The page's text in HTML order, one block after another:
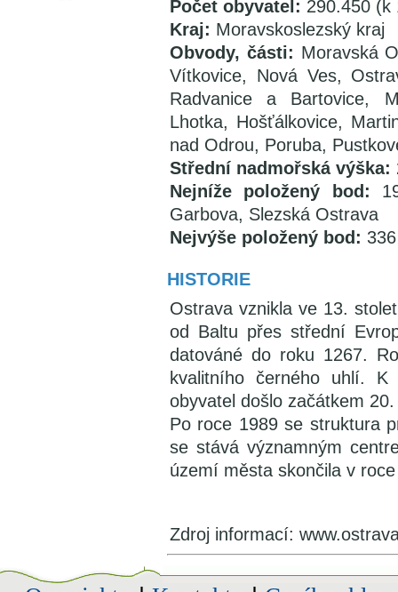
Počet obyvatel: 290.450 (k
Kraj: Moravskoslezský kraj
Obvody, části: Moravská
Vítkovice, Nová Ves,
Radvanice a Bartovice,
Lhotka, Hošťálkovice,
nad Odrou, Poruba,
Střední nadmořská výška:
Nejníže položený bod:
Garbova, Slezská Ostrava
Nejvýše položený bod:
HISTORIE
Ostrava vznikla ve 13.
od Baltu přes střední
datováné do roku 1267.
kvalitního černého uhlí. K
obyvatel došlo začátkem
Po roce 1989 se struktura
se stává významným
území města skončila v
Zdroj informací: